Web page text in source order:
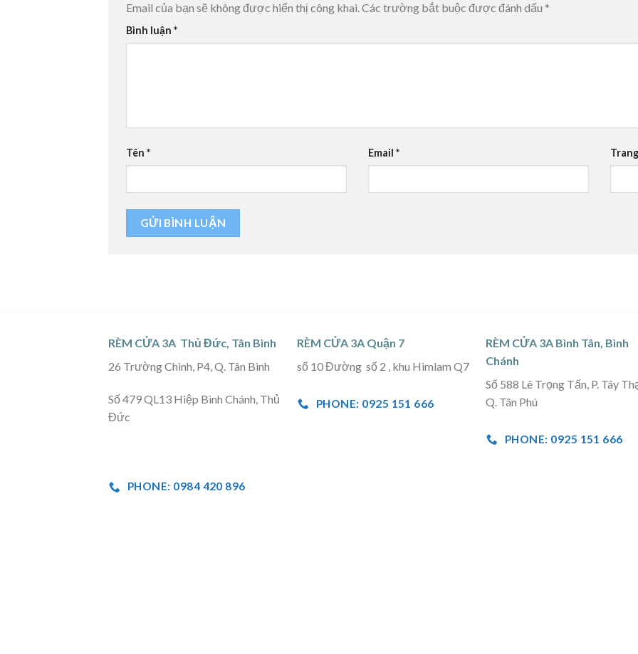
Email của bạn sẽ không được hiển thị công khai.Các trường bắt buộc được đánh dấu *
Bình luận *
Tên * Email *
RÈM CỬA 3A Thủ Đức, Tân Bình
26 Trường Chinh, P4, Q. Tân Bình
Số 479 QL13 Hiệp Bình Chánh, Thủ
Đức
PHONE: 0984 420 896
RÈM CỬA 3A Quận 7
số 10 Đường số 2 , khu Himlam Q7
PHONE: 0925 151 666
RÈM CỬA 3A Bình Tân, Bình
Chánh
Số 588 Lê Trọng Tấn, P. Tây
Q. Tân Phú
PHONE: 0925 151 666